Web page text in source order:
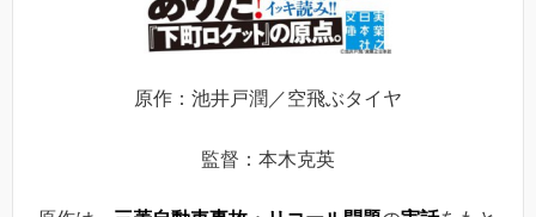
原作：池井戸潤／空飛ぶタイヤ
監督：本木克英